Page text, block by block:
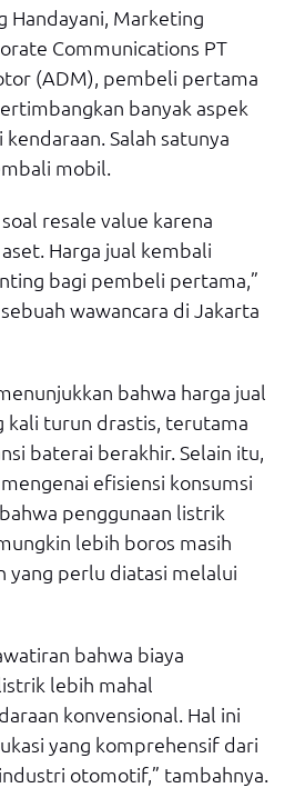
Handayani, Marketing
Communications PT
(ADM), pembeli pertama
banyak aspek
Salah satunya
mobil.
resale value karena
Harga jual kembali
bagi pembeli pertama,”
wawancara di Jakarta
bahwa harga jual
kali turun drastis, terutama
baterai berakhir. Selain itu,
efisiensi konsumsi
penggunaan listrik
lebih boros masih
yang perlu diatasi melalui
bahwa biaya
lebih mahal
konvensional. Hal ini
yang komprehensif dari
otomotif,” tambahnya.